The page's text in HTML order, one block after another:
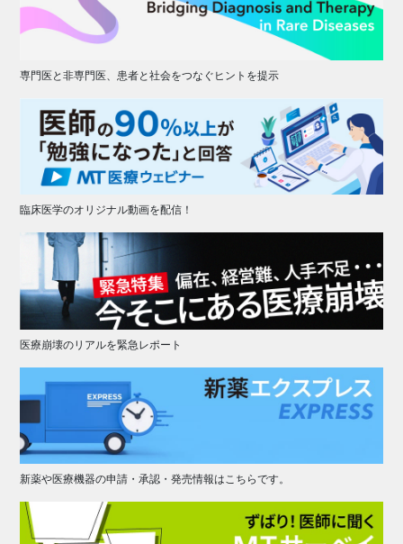
専門医と非専門医、患者と社会をつなぐヒントを提示
臨床医学のオリジナル動画を配信！
医療崩壊のリアルを緊急レポート
新薬や医療機器の申請・承認・発売情報はこちらです。